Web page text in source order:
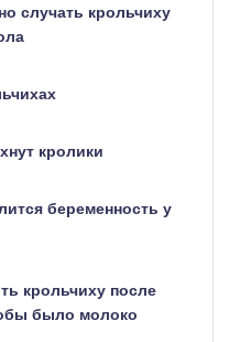
случать крольчиху
кролики
беременность у
крольчиху после
было молоко